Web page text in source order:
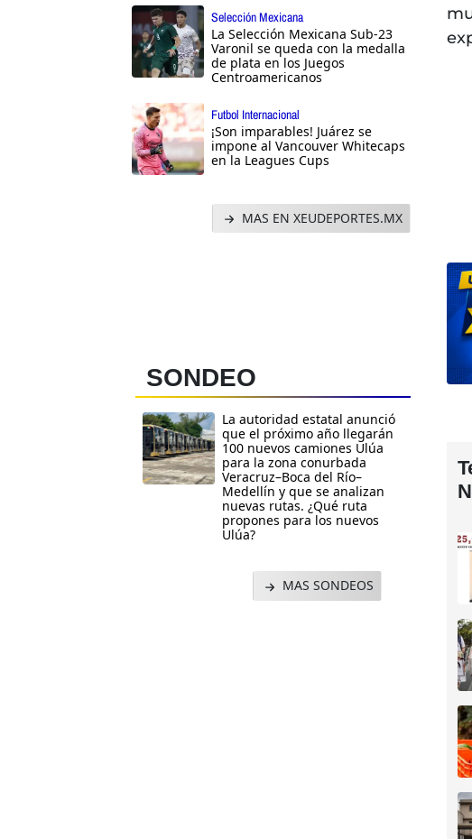
Selección Mexicana
La Selección Mexicana Sub-23
Varonil se queda con la medalla
de plata en los Juegos
Centroamericanos
Futbol Internacional
¡Son imparables! Juárez se
impone al Vancouver Whitecaps
en la Leagues Cups
MAS EN XEUDEPORTES.MX
SONDEO
La autoridad estatal anunció
que el próximo año llegarán
100 nuevos camiones Ulúa
para la zona conurbada
Veracruz–Boca del Río–
Medellín y que se analizan
nuevas rutas. ¿Qué ruta
propones para los nuevos
Ulúa?
MAS SONDEOS